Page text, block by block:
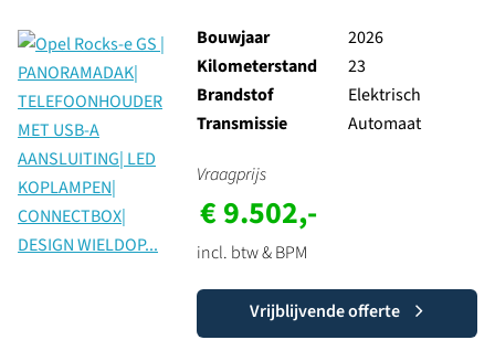
Bouwjaar
2026
Kilometerstand
23
Brandstof
Elektrisch
Transmissie
Automaat
Vraagprijs
€ 9.502,-
incl. btw & BPM
Vrijblijvende offerte